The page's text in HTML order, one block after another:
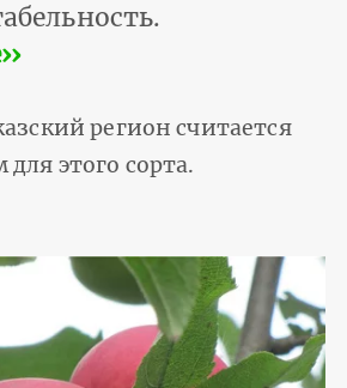
регион считается
этого сорта.